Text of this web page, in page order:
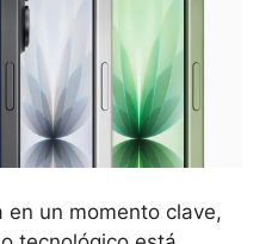
en un momento clave,